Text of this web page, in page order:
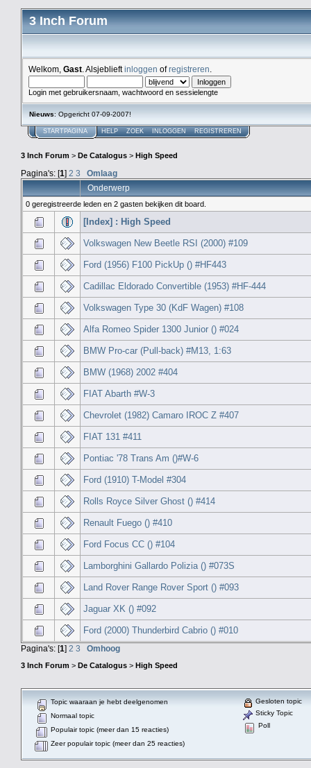
3 Inch Forum
Welkom, Gast . Alsjeblieftinloggen ofregistreren
Login met gebruikersnaam, wachtwoord en sessielengte
Nieuws: Opgericht 07-09-2007!
STARTPAGINA HELP ZOEK INLOGGEN REGISTREREN
3 Inch Forum > De Catalogus > High Speed
Pagina's: [1] 2 3
Omlaag
Onderwerp
0 geregistreerde leden en 2 gasten bekijken dit board.
[Index] : High Speed
Volkswagen New Beetle RSI (2000) #109
Ford (1956) F100 PickUp () #HF443
Cadillac Eldorado Convertible (1953) #HF-444
Volkswagen Type 30 (KdF Wagen) #108
Alfa Romeo Spider 1300 Junior () #024
BMW Pro-car (Pull-back) #M13, 1:63
BMW (1968) 2002 #404
FIAT Abarth #W-3
Chevrolet (1982) Camaro IROC Z #407
FIAT 131 #411
Pontiac '78 Trans Am ()#W-6
Ford (1910) T-Model #304
Rolls Royce Silver Ghost () #414
Renault Fuego () #410
Ford Focus CC () #104
Lamborghini Gallardo Polizia () #073S
Land Rover Range Rover Sport () #093
Jaguar XK () #092
Ford (2000) Thunderbird Cabrio () #010
Pagina's: [1] 2 3 Omhoog
3 Inch Forum > De Catalogus > High Speed
Topic waaraan je hebt deelgenomen
Normaal topic
Populair topic (meer dan 15 reacties)
Zeer populair topic (meer dan 25 reacties)
Gesloten topic
Sticky Topic
Poll